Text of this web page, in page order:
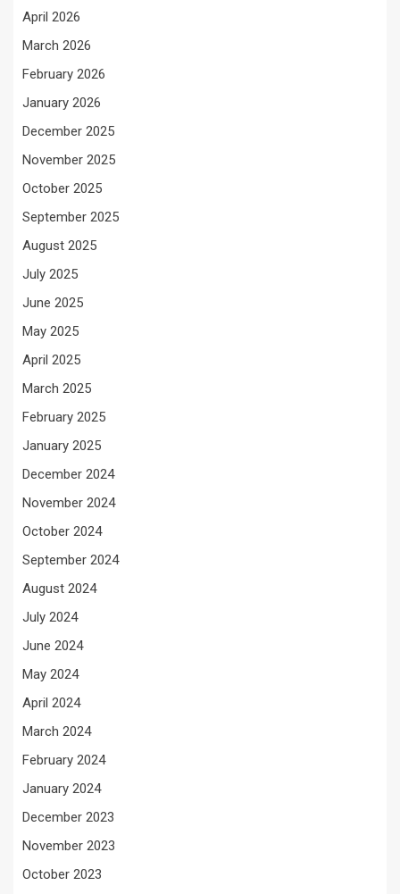
April 2026
March 2026
February 2026
January 2026
December 2025
November 2025
October 2025
September 2025
August 2025
July 2025
June 2025
May 2025
April 2025
March 2025
February 2025
January 2025
December 2024
November 2024
October 2024
September 2024
August 2024
July 2024
June 2024
May 2024
April 2024
March 2024
February 2024
January 2024
December 2023
November 2023
October 2023